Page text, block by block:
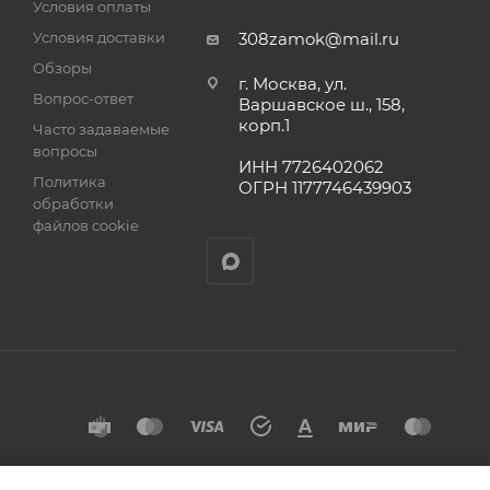
Условия оплаты
Условия доставки
Обзоры
Вопрос-ответ
Часто задаваемые
вопросы
Политика
обработки
файлов cookie
308zamok@mail.ru
г. Москва, ул.
Варшавское ш., 158,
корп.1
ИНН 7726402062
ОГРН 1177746439903